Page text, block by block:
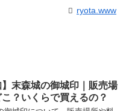
ryota.www
】末森城の御城印｜販売場
こ？いくらで買えるの？